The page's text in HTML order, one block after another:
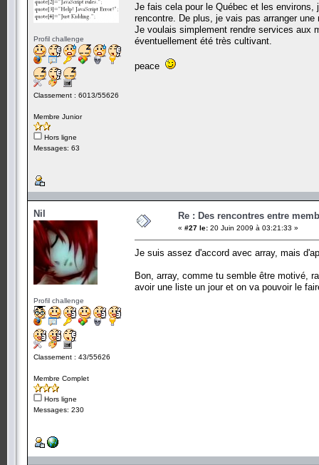
Profil challenge
Classement : 6013/55626
Membre Junior
Hors ligne
Messages: 63
Je fais cela pour le Québec et les
rencontre. De plus, je vais pas arranger
Je voulais simplement rendre services aux
éventuellement été très cultivant.
peace
Nil
Profil challenge
Classement : 43/55626
Membre Complet
Hors ligne
Messages: 230
Re : Des rencontres entre
« #27 le: 20 Juin 2009 à 03:21:33 »
Je suis assez d'accord avec array, mais
Bon, array, comme tu semble être motivé,
avoir une liste un jour et on va pouvoir le